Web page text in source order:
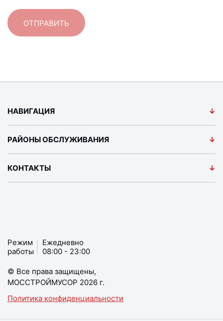
Режим
работы
Ежедневно
08:00 - 23:00
© Все права защищены,
МОССТРОЙМУСОР 2026 г.
Политика конфиденциальности
НАВИГАЦИЯ
РАЙОНЫ ОБСЛУЖИВАНИЯ
КОНТАКТЫ